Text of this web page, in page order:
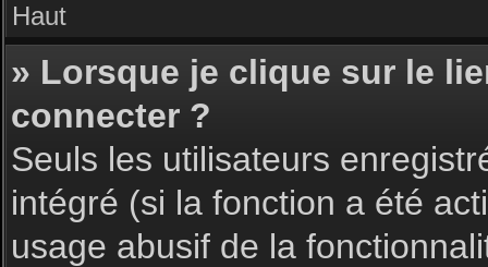
Haut
» Lorsque je clique sur le
connecter ?
Seuls les utilisateurs
intégré (si la fonction a été
usage abusif de la